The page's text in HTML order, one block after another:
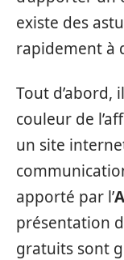
existe des
rapidement à
Tout d’abord,
couleur de
un site
apporté par l’
présentation
gratuits sont